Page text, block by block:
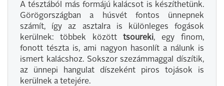
A tésztából más formájú kalácsot is készíthetünk.
Görögországban a húsvét fontos ünnepnek
számít, így az asztalra is különleges fogások
kerülnek: többek közötttsoureki, egy finom,
fonott tészta is, ami nagyon hasonlít a nálunk is
ismert kalácshoz. Sokszor szezámmaggal díszítik,
az ünnepi hangulat díszeként piros tojások is
kerülnek a tetejére.